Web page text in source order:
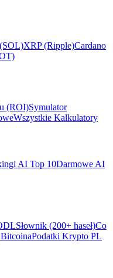
XRP (Ripple)Cardano
(ROI)Symulator
Wszystkie Kalkulatory
AI Top 10Darmowe AI
Słownik (200+ haseł)Co
Podatki Krypto PL